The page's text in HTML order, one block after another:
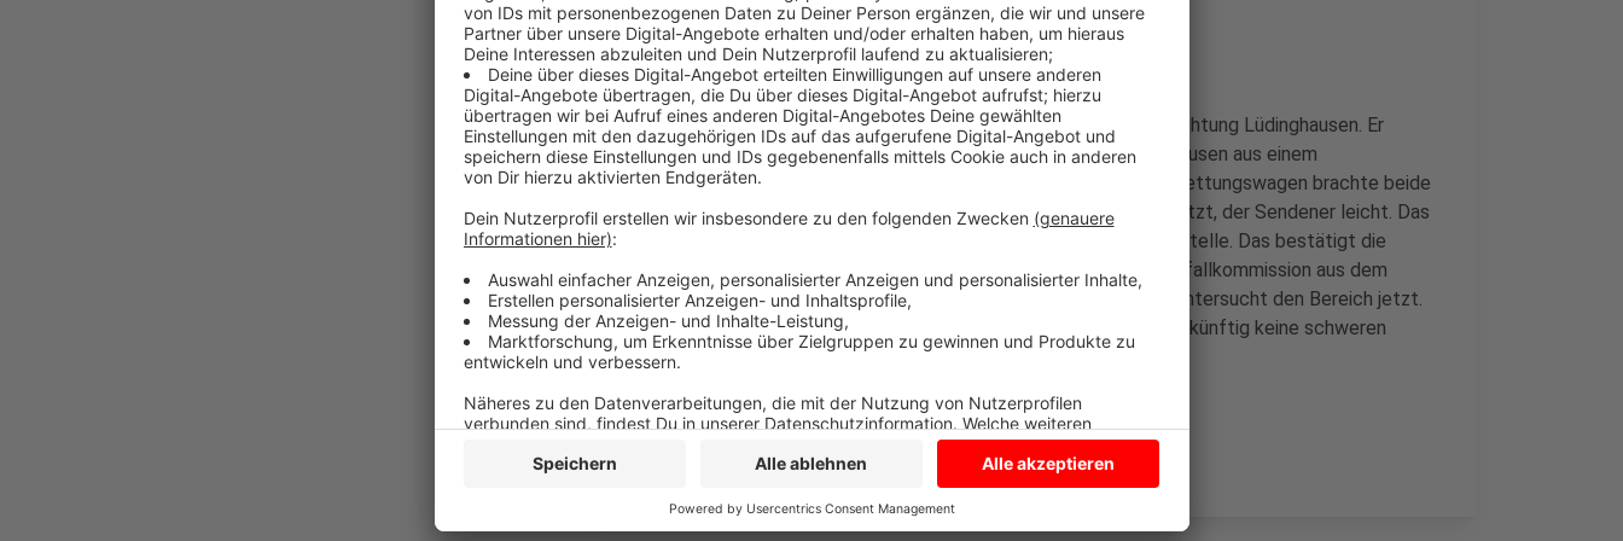
Anzeige
Ein junger Autofahrer aus Senden fuhr auf der Bundesstraße in Richtung Lüdinghausen. Er
überholte ein Auto - zur gleichen Zeit bog ein Fahrer aus Lüdinghausen aus einem
Wirtschaftsweg auf die B 58. Die Autos stießen zusammen. Ein Rettungswagen brachte beide
ins Krankenhaus, der Fahrer aus Lüdinghausen wurde schwer verletzt, der Sendener leicht. Das
ist jetzt schon der dritte schwere Unfall in drei Jahren an dieser Stelle. Das bestätigt die
Polizei. Dadurch gilt der Bereich als Unfallhäufungsstelle. Eine Unfallkommission aus dem
Landesbetrieb Straßen, der Polizei und der Stadt Lüdinghausen untersucht den Bereich jetzt.
Sie überlegen wie sie ihn sicherer gestalten können, damit es hier künftig keine schweren
Unfälle mehr gibt.
Anzeige